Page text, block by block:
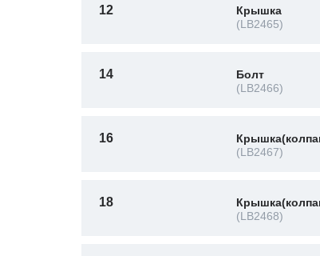
12
Крышка
(LB2465)
14
Болт
(LB2466)
16
(LB2467)
18
(LB2468)